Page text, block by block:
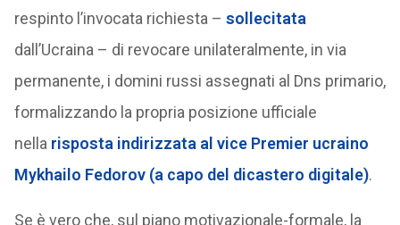
respinto l’invocata richiesta – sollecitata
dall’Ucraina – di revocare unilateralmente, in via
permanente, i domini russi assegnati al Dns primario,
formalizzando la propria posizione ufficiale
nella risposta indirizzata al vice Premier ucraino
Mykhailo Fedorov (a capo del dicastero digitale).
Se è vero che, sul piano motivazionale-formale, la